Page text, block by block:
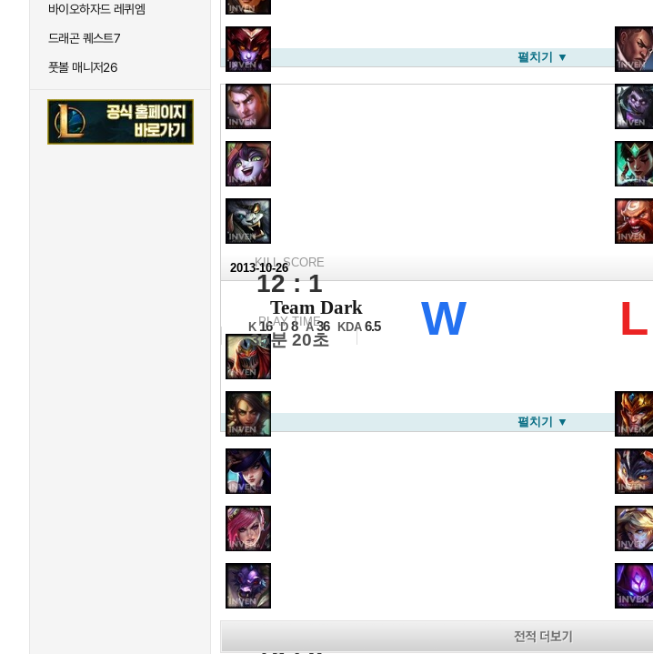
바이오하자드 레퀴엠
드래곤 퀘스트7
풋볼 매니저26
KILL SCORE
12 : 1
PLAY TIME
35분 20초
펼치기 ▼
2013-10-26
G조 2경기
Team Dark
K 16 D 8 A 36 KDA 6.5 W L
16 : 8
펼치기 ▼